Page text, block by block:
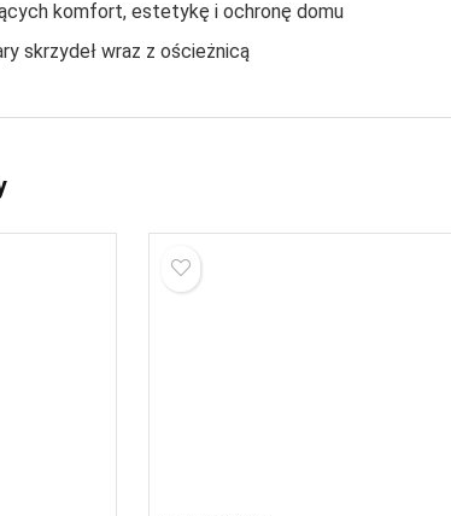
komfort, estetykę i ochronę domu
skrzydeł wraz z ościeżnicą